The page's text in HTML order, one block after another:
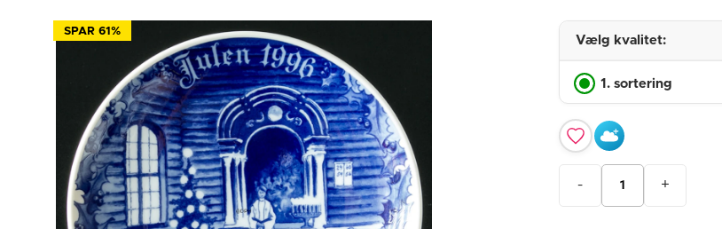
SPAR 61%
Vælg kvalitet:
1. sortering
- +